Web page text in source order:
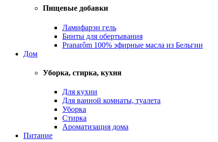
Пищевые добавки
Ламифарэн гель
Бинты для обертывания
Pranarôm 100% эфирные масла из Бельгии
Дом
Уборка, стирка, кухня
Для кухни
Для ванной комнаты, туалета
Уборка
Стирка
Ароматизация дома
Питание